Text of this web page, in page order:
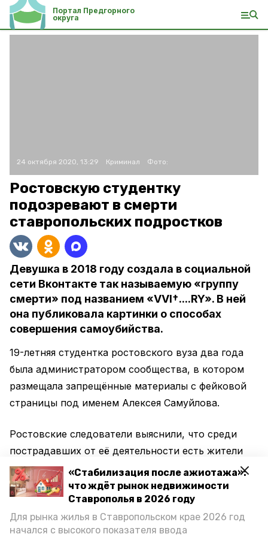
«Стабилизация после ажиотажа»:
что ждёт рынок недвижимости
Ставрополья в 2026 году
Для рынка жилья в Ставропольском крае 2026 год
начался с высокого показателя ввода
Портал Предгорного
округа
24 октября 2020, 13:29 Криминал Фото:
Ростовскую студентку
подозревают в смерти
ставропольских подростков
Девушка в 2018 году создала в социальной
сети Вконтакте так называемую «группу
смерти» под названием «VVI†....RY». В ней
она публиковала картинки о способах
совершения самоубийства.
19-летняя студентка ростовского вуза два года
была администратором сообщества, в котором
размещала запрещённые материалы с фейковой
страницы под именем Алексея Самуйлова.
Ростовские следователи выяснили, что среди
пострадавших от её деятельности есть жители
Ставропольского края. Правоохранители уже
завели на девушку уголовное дело за побуждение
к совершению самоубийства в Интернете.
На данный момент ростовчанка находится в